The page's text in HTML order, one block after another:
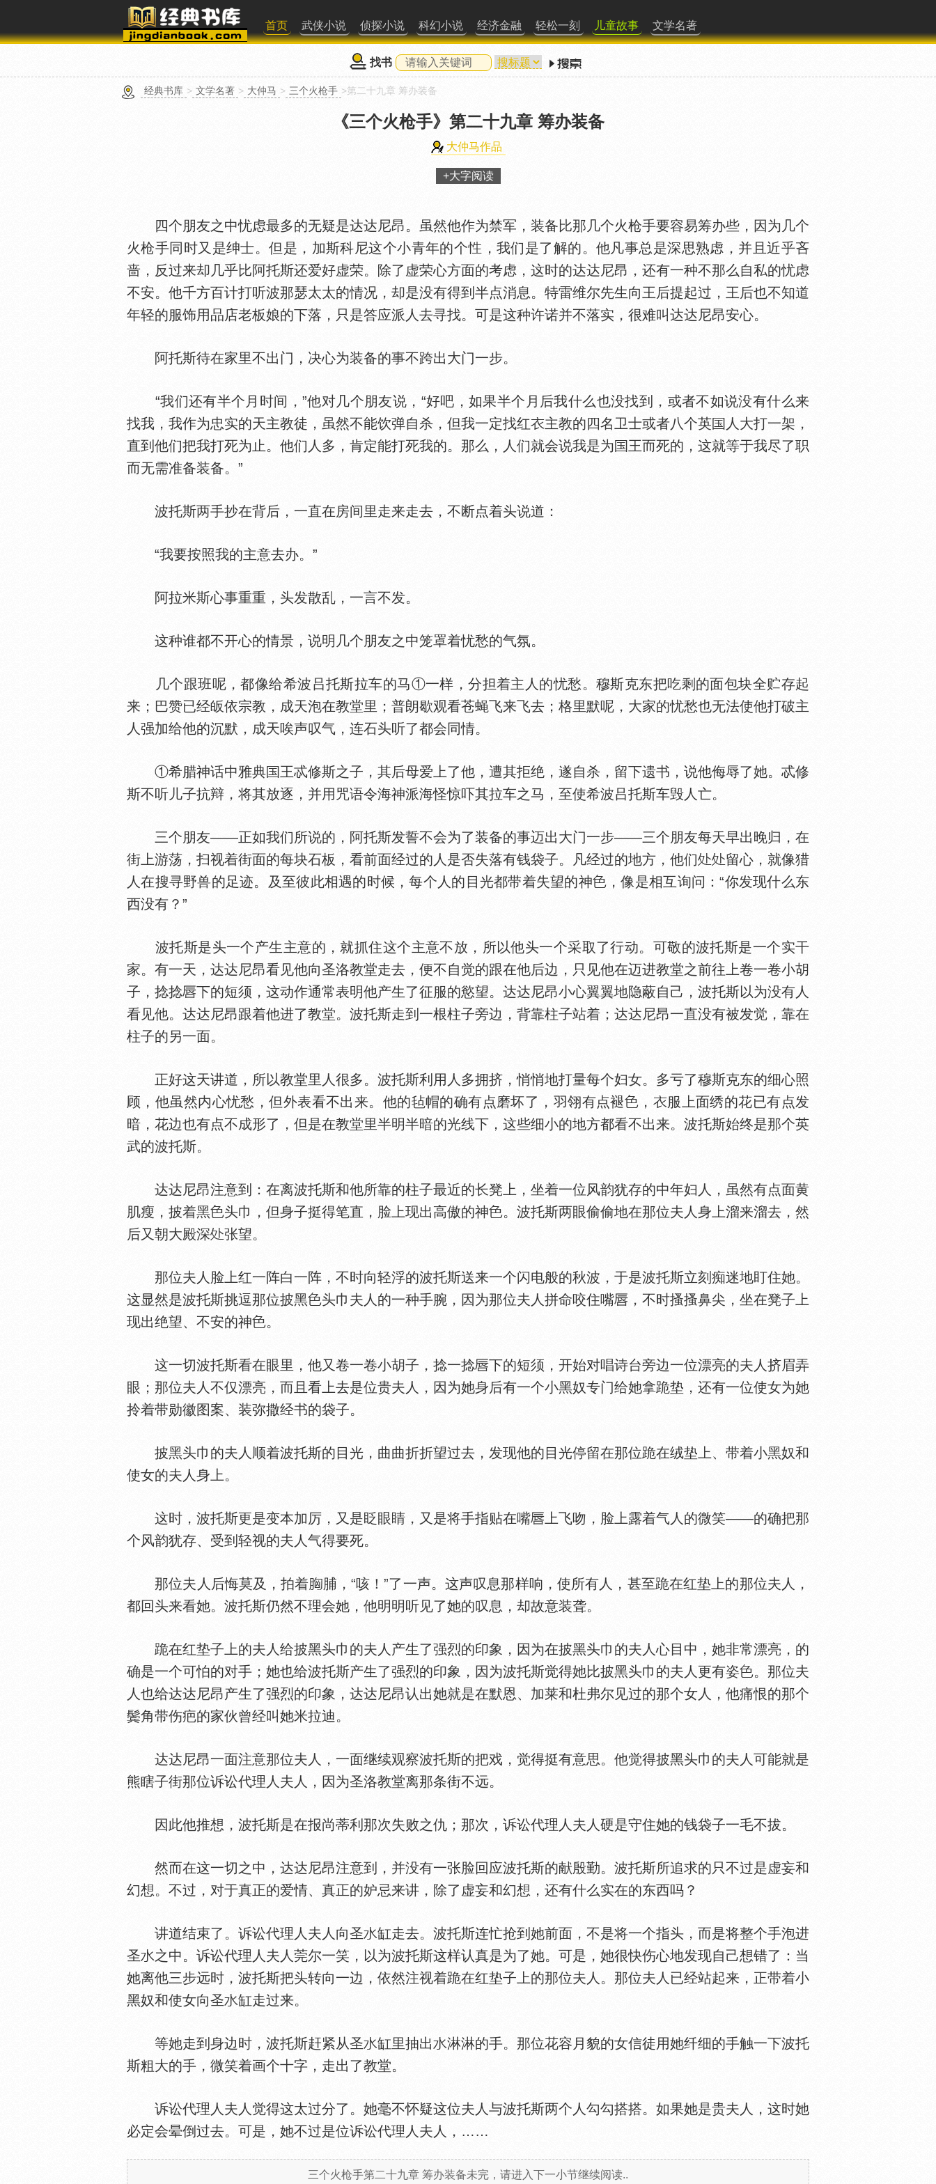
首页 武侠小说 侦探小说 科幻小说 经济金融 轻松一刻 儿童故事 文学名著
找书
经典书库 > 文学名著 > 大仲马 > 三个火枪手 >第二十九章 筹办装备
《三个火枪手》 第二十九章 筹办装备
大仲马作品
+大字阅读
四个朋友之中忧虑最多的无疑是达达尼昂。虽然他作为禁军，装备比那几个火枪手要容易筹办些，因为几个
火枪手同时又是绅士。但是，加斯科尼这个小青年的个
，我们是了解的。他凡事总是深思熟虑，并且近乎吝
啬，反过来却几乎比阿托斯还爱好虚荣。除了虚荣心方面的考虑，这时的达达尼昂，还有一种不那么自私的忧虑
不安。他千方百计打听波那瑟太太的情况，却是没有得到半点消息。特雷维尔先生向王后提起过，王后也不知道
年轻的服饰用品店老板娘的下落，只是答应派人去寻找。可是这种许诺并不落实，很难叫达达尼昂安心。
阿托斯待在家里不出门，决心为装备的事不跨出大门一步。
“我们还有半个月时间，”他对几个朋友说，“好吧，如果半个月后我什么也没找到，或者不如说没有什么来
找我，我作为忠实的天主教徒，虽然不能饮弹自杀，但我一定找红
主教的四名卫士或者八个英
人大打一架，
直到他们把我打死为止。他们人多，肯定能打死我的。那么，人们就会说我是为
王而死的，这就等于我尽了职
而无需准备装备。”
波托斯两手抄在背后，一直在房间里走来走去，不断点着头说道：
“我要按照我的主意去办。”
阿拉米斯心事重重，头发散乱，一言不发。
这种谁都不开心的情景，说明几个朋友之中笼罩着忧愁的气氛。
几个跟班呢，都像给希波吕托斯拉车的马①一样，分担着主人的忧愁。穆斯克东把吃剩的面包块全贮存起
来；巴赞已经皈依宗教，成天泡在教堂里；普朗歇观看苍蝇飞来飞去；格里默呢，大家的忧愁也无法使他打破主
人强加给他的沉默，成天唉声叹气，连石头听了都会同情。
①希腊神话中雅典
王忒修斯之子，其后母爱上了他，遭其拒绝，遂自杀，留下遗书，说他侮辱了她。忒修
斯不听儿子抗辩，将其放逐，并用咒语令海神派海怪惊吓其拉车之马，至使希波吕托斯车毁人亡。
三个朋友——正如我们所说的，阿托斯发誓不会为了装备的事迈出大门一步——三个朋友每天早出晚归，在
街上游荡，扫视着街面的每块石板，看前面经过的人是否失落有钱袋子。凡经过的地方，他们
留心，就像猎
人在搜寻野兽的足迹。及至彼此相遇的时候，每个人的目光都带着失望的神
，像是相互询问：“你发现什么东
西没有？”
波托斯是头一个产生主意的，就抓住这个主意不放，所以他头一个采取了行动。可敬的波托斯是一个实干
家。有一天，达达尼昂看见他向圣洛教堂走去，便不自觉的跟在他后边，只见他在迈进教堂之前往上卷一卷小胡
子，捻捻
下的短须，这动作通常表明他产生了征服的慾望。达达尼昂小心翼翼地隐蔽自己，波托斯以为没有人
看见他。达达尼昂跟着他进了教堂。波托斯走到一根柱子旁边，背靠柱子站着；达达尼昂一直没有被发觉，靠在
柱子的另一面。
正好这天讲道，所以教堂里人很多。波托斯利用人多拥挤，悄悄地打量每个妇女。多亏了穆斯克东的细心照
顾，他虽然内心忧愁，但外表看不出来。他的毡帽的确有点磨坏了，羽翎有点褪
，
服上面绣的花已有点发
暗，花边也有点不成形了，但是在教堂里半明半暗的光线下，这些细小的地方都看不出来。波托斯始终是那个英
武的波托斯。
达达尼昂注意到：在离波托斯和他所靠的柱子最近的长凳上，坐着一位风韵犹存的中年妇人，虽然有点面黄
肌瘦，披着黑
头巾，但身子挺得笔直，脸上现出高傲的神
。波托斯两眼偷偷地在那位夫人身上溜来溜去，然
后又朝大殿深
张望。
那位夫人脸上红一阵白一阵，不时向轻浮的波托斯送来一个闪电般的秋波，于是波托斯立刻痴迷地盯住她。
这显然是波托斯挑逗那位披黑
头巾夫人的一种手腕，因为那位夫人拼命咬住嘴
，不时搔搔鼻尖，坐在凳子上
现出绝望、不安的神
。
这一切波托斯看在眼里，他又卷一卷小胡子，捻一捻
下的短须，开始对唱诗台旁边一位漂亮的夫人挤眉弄
眼；那位夫人不仅漂亮，而且看上去是位贵夫人，因为她身后有一个小黑奴专门给她拿跪垫，还有一位使女为她
拎着带勋徽图案、装弥撒经书的袋子。
披黑头巾的夫人顺着波托斯的目光，曲曲折折望过去，发现他的目光停留在那位跪在绒垫上、带着小黑奴和
使女的夫人身上。
这时，波托斯更是变本加厉，又是眨眼睛，又是将手指贴在嘴
上飞吻，脸上露着气人的微笑——的确把那
个风韵犹存、受到轻视的夫人气得要死。
那位夫人后悔莫及，拍着
脯，“咳！”了一声。这声叹息那样响，使所有人，甚至跪在红垫上的那位夫人，
都回头来看她。波托斯仍然不理会她，他明明听见了她的叹息，却故意装聋。
跪在红垫子上的夫人给披黑头巾的夫人产生了强烈的印象，因为在披黑头巾的夫人心目中，她非常漂亮，的
确是一个可怕的对手；她也给波托斯产生了强烈的印象，因为波托斯觉得她比披黑头巾的夫人更有姿
。那位夫
人也给达达尼昂产生了强烈的印象，达达尼昂认出她就是在默恩、加莱和杜弗尔见过的那个女人，他痛恨的那个
鬓角带伤疤的家伙曾经叫她米拉迪。
达达尼昂一面注意那位夫人，一面继续观察波托斯的把戏，觉得挺有意思。他觉得披黑头巾的夫人可能就是
熊瞎子街那位诉讼代理人夫人，因为圣洛教堂离那条街不远。
因此他推想，波托斯是在报尚蒂利那次失败之仇；那次，诉讼代理人夫人硬是守住她的钱袋子一毛不拔。
然而在这一切之中，达达尼昂注意到，并没有一张脸回应波托斯的献殷勤。波托斯所追求的只不过是虚妄和
幻想。不过，对于真正的爱情、真正的妒忌来讲，除了虚妄和幻想，还有什么实在的东西吗？
讲道结束了。诉讼代理人夫人向圣
缸走去。波托斯连忙抢到她前面，不是将一个指头，而是将整个手泡进
圣
之中。诉讼代理人夫人莞尔一笑，以为波托斯这样认真是为了她。可是，她很快伤心地发现自己想错了：当
她离他三步远时，波托斯把头转向一边，依然注视着跪在红垫子上的那位夫人。那位夫人已经站起来，正带着小
黑奴和使女向圣
缸走过来。
等她走到身边时，波托斯赶紧从圣 缸里抽出
淋淋的手。那位花容月貌的女信徒用她纤细的手触一下波托
斯粗大的手，微笑着画个十字，走出了教堂。
诉讼代理人夫人觉得这太过分了。她毫不怀疑这位夫人与波托斯两个人勾勾搭搭。如果她是贵夫人，这时她
必定会晕倒过去。可是，她不过是位诉讼代理人夫人，……
三个火枪手第二十九章 筹办装备未完，请进入下一小节继续阅读..